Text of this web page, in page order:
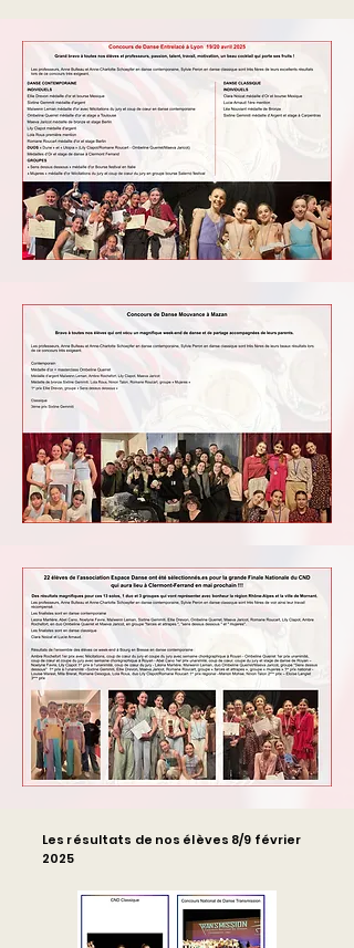
Les résultats de nos élèves 8/9 février
2025